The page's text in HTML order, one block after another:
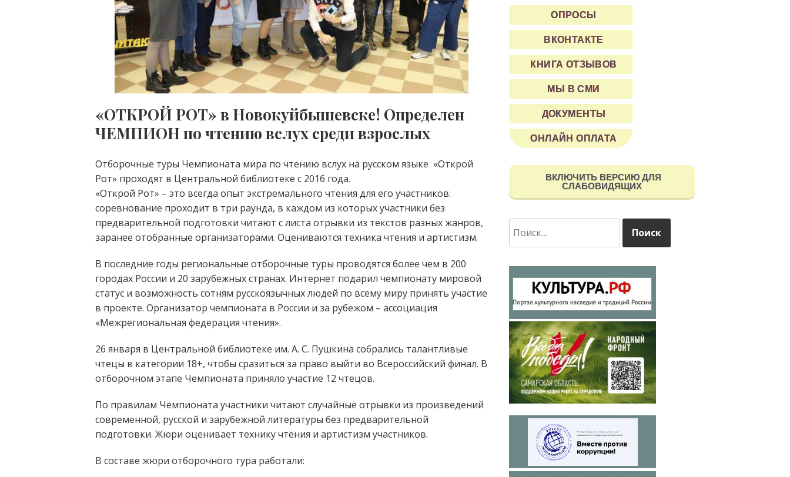
«ОТКРОЙ РОТ» в Новокуйбышевске! Определен
ЧЕМПИОН по чтению вслух среди взрослых
Отборочные туры Чемпионата мира по чтению вслух на русском языке «Открой
Рот» проходят в Центральной библиотеке с 2016 года.
«Открой Рот» – это всегда опыт экстремального чтения для его участников:
соревнование проходит в три раунда, в каждом из которых участники без
предварительной подготовки читают с листа отрывки из текстов разных жанров,
заранее отобранные организаторами. Оцениваются техника чтения и артистизм.
В последние годы региональные отборочные туры проводятся более чем в 200
городах России и 20 зарубежных странах. Интернет подарил чемпионату мировой
статус и возможность сотням русскоязычных людей по всему миру принять участие
в проекте. Организатор чемпионата в России и за рубежом – ассоциация
«Межрегиональная федерация чтения».
26 января в Центральной библиотеке им. А. С. Пушкина собрались талантливые
чтецы в категории 18+, чтобы сразиться за право выйти во Всероссийский финал. В
отборочном этапе Чемпионата приняло участие 12 чтецов.
По правилам Чемпионата участники читают случайные отрывки из произведений
современной, русской и зарубежной литературы без предварительной
подготовки. Жюри оценивает технику чтения и артистизм участников.
В составе жюри отборочного тура работали:
ОПРОСЫ
ВКОНТАКТЕ
КНИГА ОТЗЫВОВ
МЫ В СМИ
ДОКУМЕНТЫ
ОНЛАЙН ОПЛАТА
ВКЛЮЧИТЬ ВЕРСИЮ ДЛЯ
СЛАБОВИДЯЩИХ